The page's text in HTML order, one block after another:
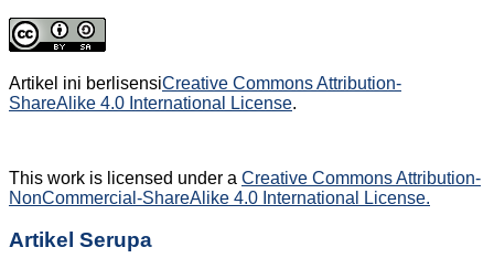
Artikel ini berlisensiCreative Commons Attribution-
ShareAlike 4.0 International License.
This work is licensed under a Creative Commons Attribution-
NonCommercial-ShareAlike 4.0 International License.
Artikel Serupa